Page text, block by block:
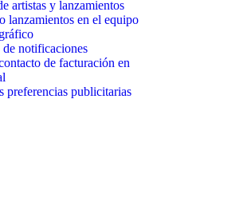
artistas y lanzamientos
lanzamientos en el equipo
notificaciones
de facturación en
preferencias publicitarias